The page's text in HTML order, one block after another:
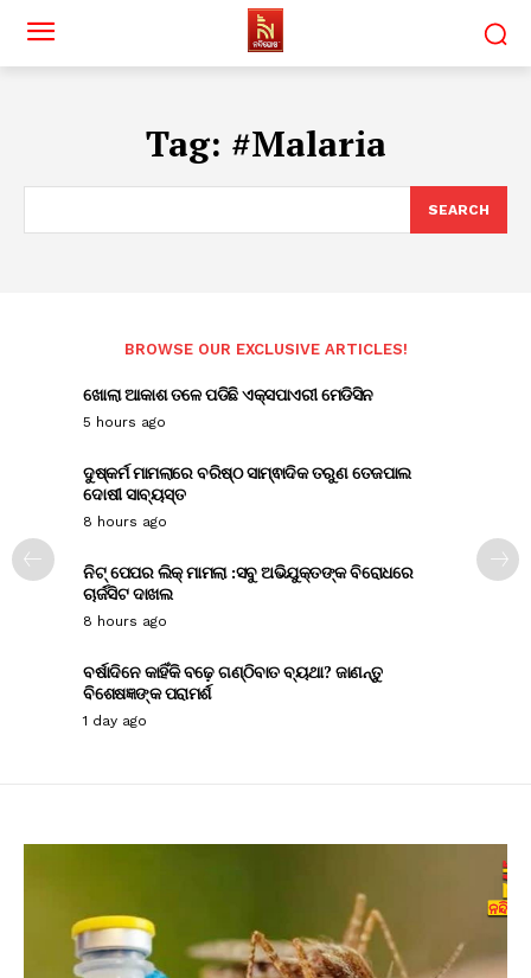
Tag: #Malaria
SEARCH
BROWSE OUR EXCLUSIVE ARTICLES!
ଖୋଲା ଆକାଶ ତଳେ ପଡିଛି ଏକ୍ସପାଏରୀ ମେଡିସିନ
5 hours ago
ଦୁଷ୍କର୍ମ ମାମଲାରେ ବରିଷ୍ଠ ସାମ୍ଵାଦିକ ତରୁଣ ତେଜପାଲ
ଦୋଷୀ ସାବ୍ୟସ୍ତ
8 hours ago
ନିଟ୍ ପେପର ଲିକ୍ ମାମଲା :ସବୁ ଅଭିଯୁକ୍ତଙ୍କ ବିରୋଧରେ
ଚାର୍ଜସିଟ ଦାଖଲ
8 hours ago
ବର୍ଷାଦିନେ କାହିଁକି ବଢ଼େ ଗଣ୍ଠିବାତ ବ୍ୟଥା? ଜାଣନ୍ତୁ
ବିଶେଷଜ୍ଞଙ୍କ ପରାମର୍ଶ
1 day ago